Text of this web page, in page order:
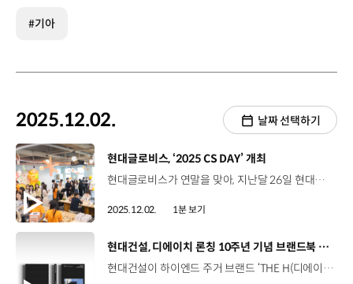
#기아
2025.12.02. 날짜 선택하기
[동영상]
현대글로비스, ‘2025 CS DAY’ 개최
현대글로비스가 연말을 맞아, 지난달 26일 현대글로비스 본사에서 ‘2025 CS DAY’를 개최했습니다. 이번 CS DAY에는 500여 명의 임직원이 참여해 고객응대로 인한 피로를 완화하고 재충전의 시간을 가졌는데요. 1부 ‘CS Awards’ 시상식에서는 고객 만족도 부문 우수 조직과 CS 캠페인 참여 우수 직원을 선정해 포상하고 격려했습니다. 2부 ‘CS Healing Day’에서는 칭찬 VOC 전시와 CS OX 퀴즈 등 힐링 프로그램을 통해 직원들의 심리적 안정을 돕고 유용한 CS스킬도 익힐 수 있는 시간을 제공했습니다. 현대글로비스는 앞으로도 다양한 고객만족 활동을 통해 서비스 품질을 높이고 기업의 경쟁력을 강화할 계획입니다.
2025.12.02. 1분 보기
[동영상]
현대건설, 디에이치 론칭 10주년 기념 브랜드북 발간
현대건설이 하이엔드 주거 브랜드 ‘THE H(디에이치)’ 론칭 10주년을 맞아 브랜드북 ‘디에이치: 단 하나의 완벽함’을 발간했습니다. ‘본질의 추구’를 주제로 한 ‘THE’ 파트에는 브랜드가 추구해 온 가치를 담았고, ‘완벽함으로 향하는 여정’을 주제로 한 ‘H’ 파트에서는 디에이치의 미학과 하이엔드, 미래 지향점을 소개했는데요. 특히, 각 분야 전문가와 실제 거주 고객의 목소리를 통해 디에이치 세계관·정체성을 선보였습니다. 현대건설은 앞으로도 브랜드 헤리티지 프로젝트를 통해 소통과 공감의 장을 확대해 나갈 계획입니다.